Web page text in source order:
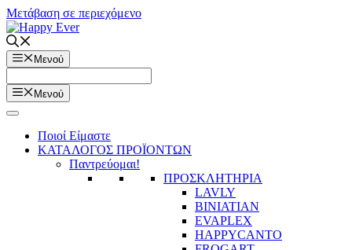
Μετάβαση σε περιεχόμενο
Μενού
Μενού
Ποιοί Είμαστε
ΚΑΤΑΛΟΓΟΣ ΠΡΟΪΟΝΤΩΝ
Παντρεύομαι!
ΠΡΟΣΚΛΗΤΗΡΙΑ
LAVLY
BINIATIAN
EVAPLEX
HAPPYCANTO